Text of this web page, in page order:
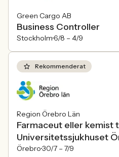
Green Cargo AB
Business Controller
Stockholm6/8 – 4/9
Rekommenderat
Region Örebro Län
Farmaceut eller kemist
Universitetssjukhuset
Örebro30/7 – 7/9